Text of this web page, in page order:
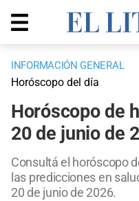
INFORMACIÓN GENERAL
Horóscopo del día
Horóscopo de
20 de junio de
Consultá el horóscopo
las predicciones en
20 de junio de 2026.